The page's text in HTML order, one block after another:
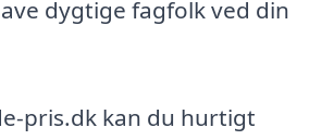
dygtige fagfolk ved din
pris.dk kan du hurtigt